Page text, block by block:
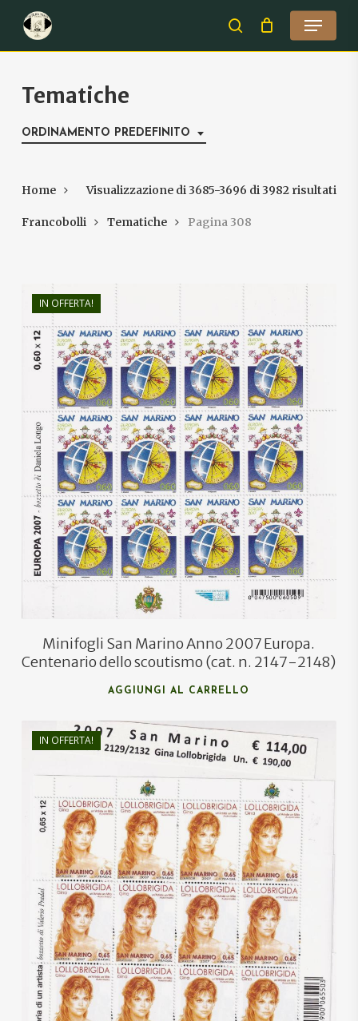
main
search
Menu
Tematiche
ORDINAMENTO PREDEFINITO
Visualizzazione di 3685-3696 di 3982 risultati
Home
Francobolli Tematiche Pagina 308
IN OFFERTA!
€46,00
€27,50
Minifogli San Marino Anno 2007 Europa.
Centenario dello scoutismo (cat. n. 2147-2148)
AGGIUNGI AL CARRELLO
IN OFFERTA!
€190,00
€
115,00
Close